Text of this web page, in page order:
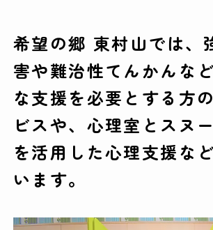
希望の郷 東村山では、
害や難治性てんかんな
な支援を必要とする方
ビスや、心理室とスヌ
を活用した心理支援な
います。